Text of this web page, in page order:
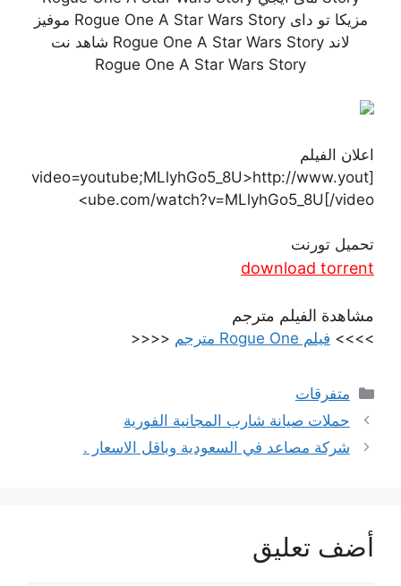
مزيكا تو داى Rogue One A Star Wars Story موفيز
لاند Rogue One A Star Wars Story شاهد نت
Rogue One A Star Wars Story
اعلان الفيلم
[video=youtube;MLlyhGo5_8U>http://www.yout
ube.com/watch?v=MLlyhGo5_8U[/video>
تحميل تورنت
download torrent
مشاهدة الفيلم مترجم
>>>> فيلم Rogue One مترجم <<<<
التصنيفات
متفرقات
حملات صيانة شارب المجانية الفورية
شركة مصاعد في السعودية وباقل الاسعار .
أضف تعليق